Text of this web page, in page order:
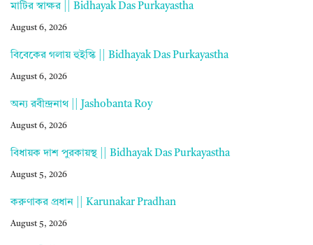
মাটির স্বাক্ষর || Bidhayak Das Purkayastha
August 6, 2026
বিবেকের গলায় হুইস্কি || Bidhayak Das Purkayastha
August 6, 2026
অন্য রবীন্দ্রনাথ || Jashobanta Roy
August 6, 2026
বিধায়ক দাশ পুরকায়স্থ || Bidhayak Das Purkayastha
August 5, 2026
করুণাকর প্রধান || Karunakar Pradhan
August 5, 2026